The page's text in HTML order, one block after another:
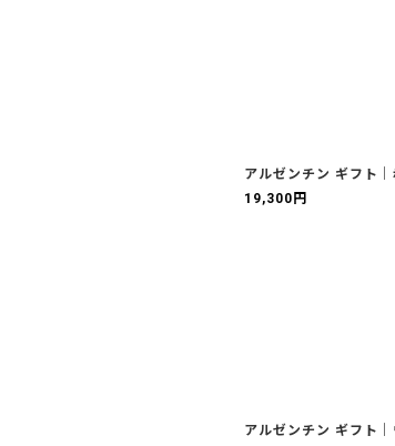
アルゼンチン ギフト
19,300 円
アルゼンチン ギフト